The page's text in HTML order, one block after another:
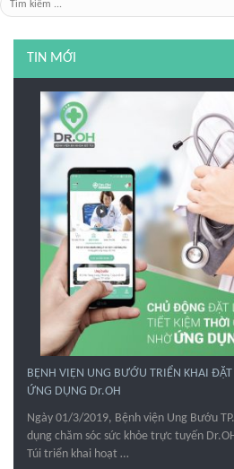
TIN MỚI
BỆNH VIỆN UNG BƯỚU TRIỂN KHAI
ỨNG DỤNG Dr.OH
Ngày 01/3/2019, Bệnh viện Ung Bướu
dụng chăm sóc sức khỏe trực tuyến
Túi triển khai hoạt …